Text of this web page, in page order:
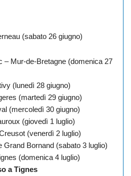
(sabato 26 giugno)
– Mur-de-Bretagne (domenica 27
(lunedì 28 giugno)
(martedì 29 giugno)
(mercoledì 30 giugno)
(giovedì 1 luglio)
(venerdì 2 luglio)
Grand Bornand (sabato 3 luglio)
(domenica 4 luglio)
a Tignes